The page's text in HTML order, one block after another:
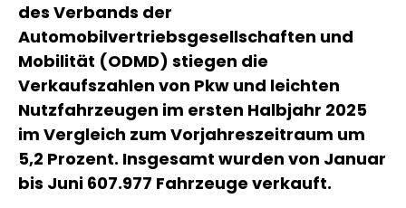
des Verbands der
Automobilvertriebsgesellschaften und
Mobilität (ODMD) stiegen die
Verkaufszahlen von Pkw und leichten
Nutzfahrzeugen im ersten Halbjahr 2025
im Vergleich zum Vorjahreszeitraum um
5,2 Prozent. Insgesamt wurden von Januar
bis Juni 607.977 Fahrzeuge verkauft.